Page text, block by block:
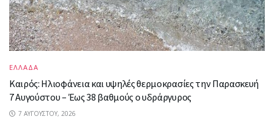
ΕΛΛΑΔΑ
Καιρός: Ηλιοφάνεια και υψηλές θερμοκρασίες την Παρασκευή
7 Αυγούστου – Έως 38 βαθμούς ο υδράργυρος
7 ΑΥΓΟΎΣΤΟΥ, 2026